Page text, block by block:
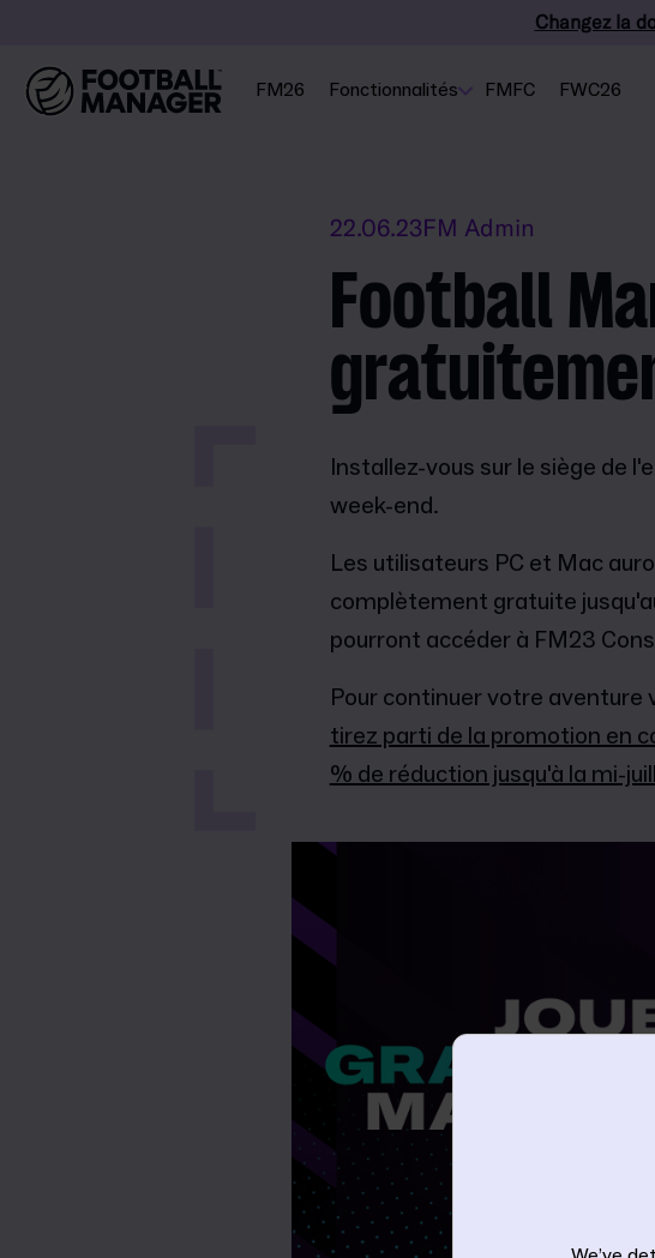
Changez la
FM26 Fonctionnalités FMFC FWC26
22.06.23FM Admin
Football
Installez-vous sur le siège de
week-end.
Les utilisateurs PC et Mac
complètement gratuite
pourront accéder à FM23
Pour continuer votre aventure
tirez parti de la promotion en
% de réduction jusqu'à la mi-